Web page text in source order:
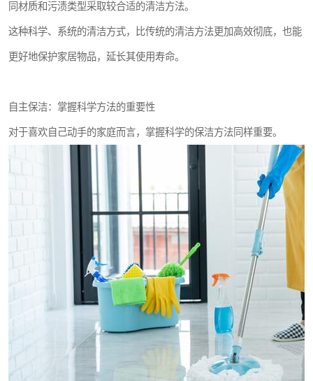
同材质和污渍类型采取较合适的清洁方法。
这种科学、系统的清洁方式，比传统的清洁方法更加高效彻底，也能
更好地保护家居物品，延长其使用寿命。
自主保洁：掌握科学方法的重要性
对于喜欢自己动手的家庭而言，掌握科学的保洁方法同样重要。